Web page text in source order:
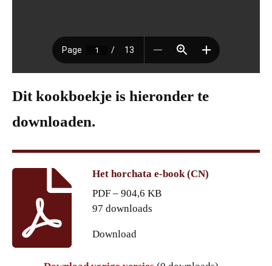
Dit kookboekje is hieronder te
downloaden.
Het horchata e-book (CN)
PDF – 904,6 KB
97 downloads
Download